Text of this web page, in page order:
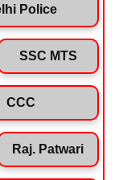
Police
SSC MTS
CCC
Raj. Patwari